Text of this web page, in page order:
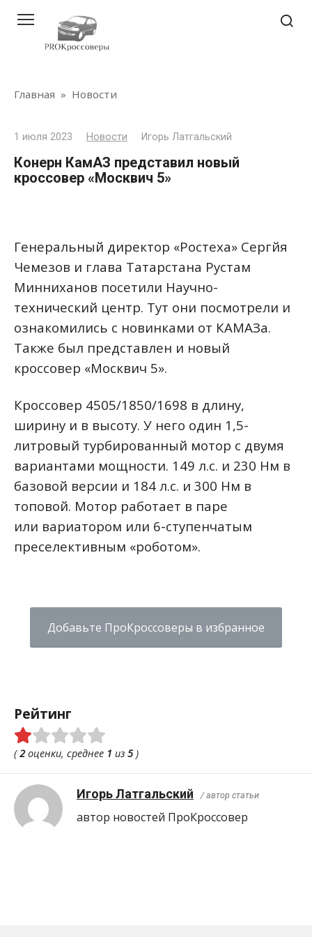
контенту
Главная » Новости
1 июля 2023 Новости Игорь Латгальский
Конерн КамАЗ представил новый
кроссовер «Москвич 5»
Генеральный директор «Ростеха» Сергйя
Чемезов и глава Татарстана Рустам
Минниханов посетили Научно-
технический центр. Тут они посмотрели и
ознакомились с новинками от КАМАЗа.
Также был представлен и новый
кроссовер «Москвич 5».
Кроссовер 4505/1850/1698 в длину,
ширину и в высоту. У него один 1,5-
литровый турбированный мотор с двумя
вариантами мощности. 149 л.с. и 230 Нм в
базовой версии и 184 л.с. и 300 Нм в
топовой. Мотор работает в паре
или вариатором или 6-ступенчатым
преселективным «роботом».
Добавьте ПроКроссоверы в избранное
Рейтинг
(2 оценки, среднее 1 из 5)
Игорь Латгальский / автор статьи
автор новостей ПроКроcсовер